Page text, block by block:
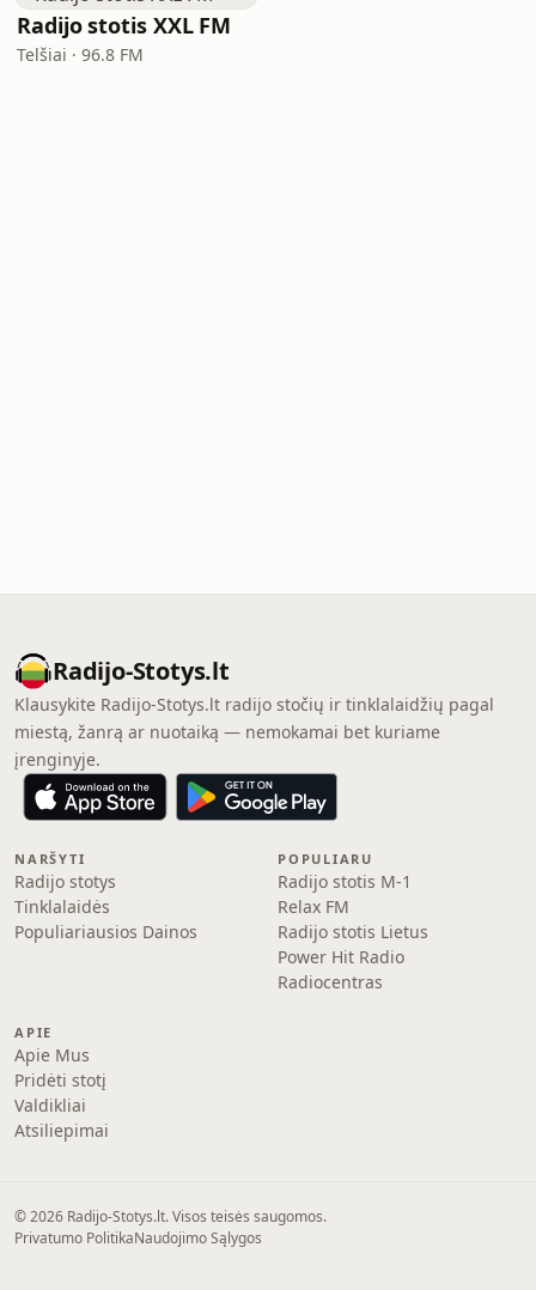
Radijo stotis XXL FM
Telšiai · 96.8 FM
Radijo-Stotys.lt
Klausykite Radijo-Stotys.lt radijo stočių ir tinklalaidžių pagal
miestą, žanrą ar nuotaiką — nemokamai bet kuriame
įrenginyje.
NARŠYTI
Radijo stotys
Tinklalaidės
Populiariausios Dainos
POPULIARU
Radijo stotis M-1
Relax FM
Radijo stotis Lietus
Power Hit Radio
Radiocentras
APIE
Apie Mus
Pridėti stotį
Valdikliai
Atsiliepimai
© 2026 Radijo-Stotys.lt. Visos teisės saugomos.
Privatumo PolitikaNaudojimo Sąlygos